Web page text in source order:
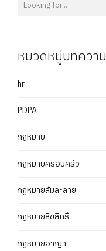
หมวดหมู่บทความ
hr
PDPA
กฎหมาย
กฎหมายครอบครัว
กฎหมายล้มละลาย
กฎหมายลิขสิทธิ์
กฎหมายอาญา